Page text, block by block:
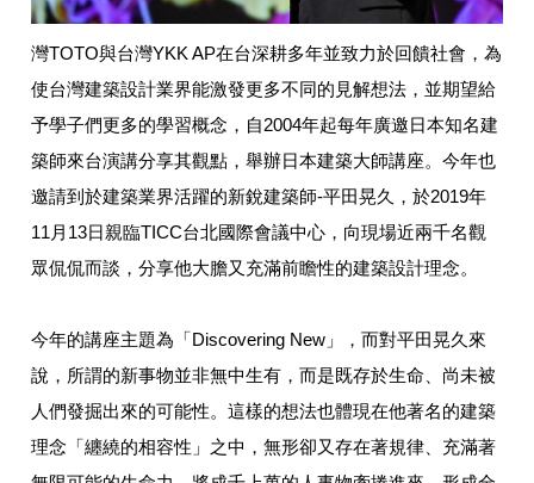
灣TOTO與台灣YKK AP在台深耕多年並致力於回饋社會，為
使台灣建築設計業界能激發更多不同的見解想法，並期望給
予學子們更多的學習概念，自2004年起每年廣邀日本知名建
築師來台演講分享其觀點，舉辦日本建築大師講座。今年也
邀請到於建築業界活躍的新銳建築師-平田晃久，於2019年
11月13日親臨TICC台北國際會議中心，向現場近兩千名觀
眾侃侃而談，分享他大膽又充滿前瞻性的建築設計理念。
今年的講座主題為「Discovering New」，而對平田晃久來
說，所謂的新事物並非無中生有，而是既存於生命、尚未被
人們發掘出來的可能性。這樣的想法也體現在他著名的建築
理念「纏繞的相容性」之中，無形卻又存在著規律、充滿著